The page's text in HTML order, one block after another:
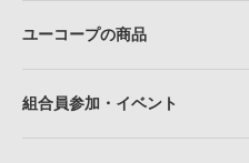
ユーコープの商品
組合員参加・イベント